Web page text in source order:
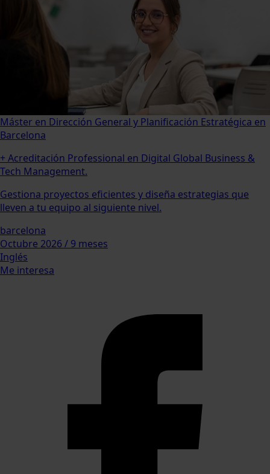
Máster en Dirección General y Planificación Estratégica en
Barcelona
+ Acreditación Professional en Digital Global Business &
Tech Management.
Gestiona proyectos eficientes y diseña estrategias que
lleven a tu equipo al siguiente nivel.
barcelona
Octubre 2026 / 9 meses
Inglés
Me interesa